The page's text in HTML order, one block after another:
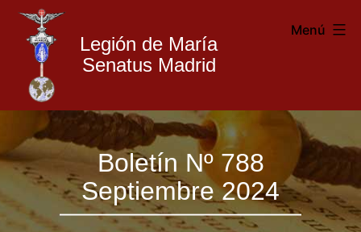
Legión de María
Senatus Madrid
Saltar
al
contenido
de
María
Madrid
Menú
Boletín Nº 788
Septiembre 2024